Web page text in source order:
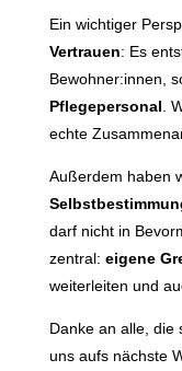
Ein wichtiger
Vertrauen: Es
Bewohner:innen,
Pflegepersonal.
echte
Außerdem haben
darf nicht in
zentral: eigene
weiterleiten und
Danke an alle, die
uns aufs nächste